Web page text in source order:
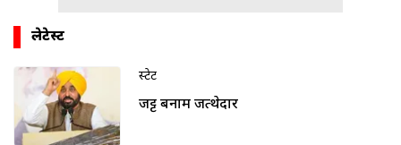
लेटेस्ट
स्टेट
जट्ट बनाम जत्थेदार